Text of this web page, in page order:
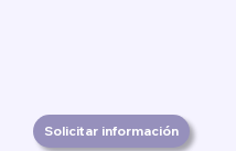
Solicitar información